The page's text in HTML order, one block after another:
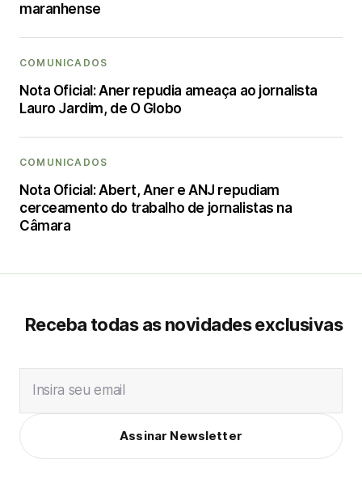
maranhense
COMUNICADOS
Nota Oficial: Aner repudia ameaça ao jornalista
Lauro Jardim, de O Globo
COMUNICADOS
Nota Oficial: Abert, Aner e ANJ repudiam
cerceamento do trabalho de jornalistas na
Câmara
Receba todas as novidades exclusivas
Insira seu email
Assinar Newsletter